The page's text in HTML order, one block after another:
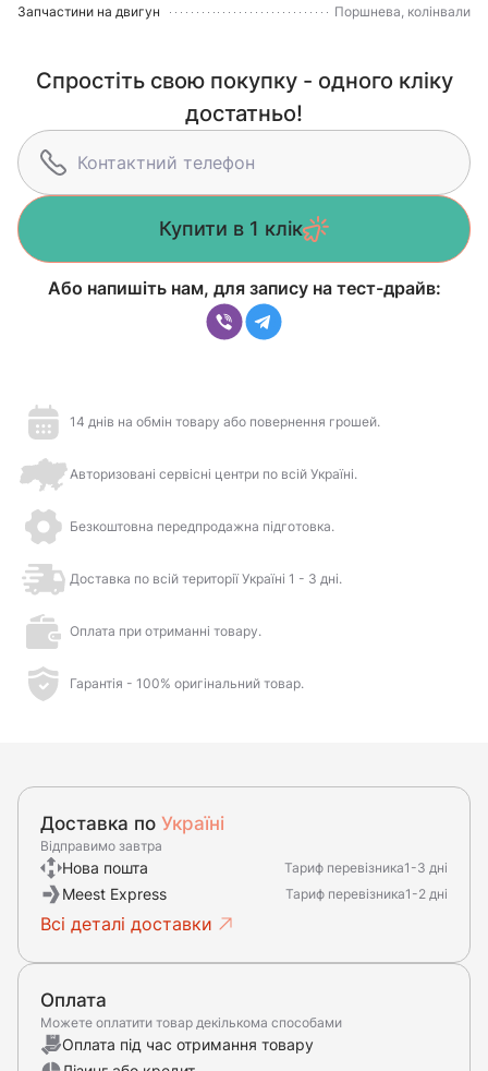
Запчастини на двигун Поршнева, колінвали
Спростіть свою покупку - одного кліку
достатньо!
Купити в 1 клік
Або напишіть нам, для запису на тест-драйв:
14 днів на обмін товару або повернення грошей.
Авторизовані сервісні центри по всій Україні.
Безкоштовна передпродажна підготовка.
Доставка по всій території Україні 1 - 3 дні.
Оплата при отриманні товару.
Гарантія - 100% оригінальний товар.
Доставка по Україні
Відправимо завтра
Нова пошта Тариф перевізника1-3 дні
Meest Express Тариф перевізника1-2 дні
Всі деталі доставки
Оплата
Можете оплатити товар декількома способами
Оплата під час отримання товару